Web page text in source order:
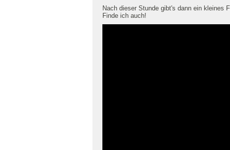
Nach dieser Stunde gibt's dann ein kleines
Finde ich auch!